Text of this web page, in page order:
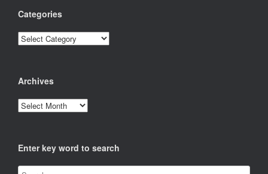
Categories
Categories
Archives
Archives
Enter key word to search